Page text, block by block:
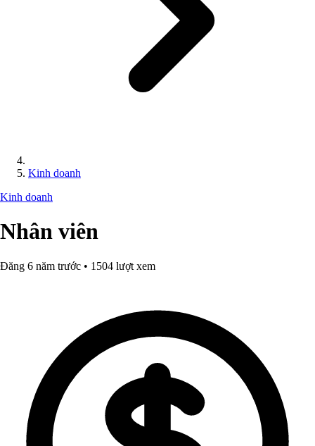
Kinh doanh
Kinh doanh
Nhân viên
Đăng 6 năm trước • 1504 lượt xem